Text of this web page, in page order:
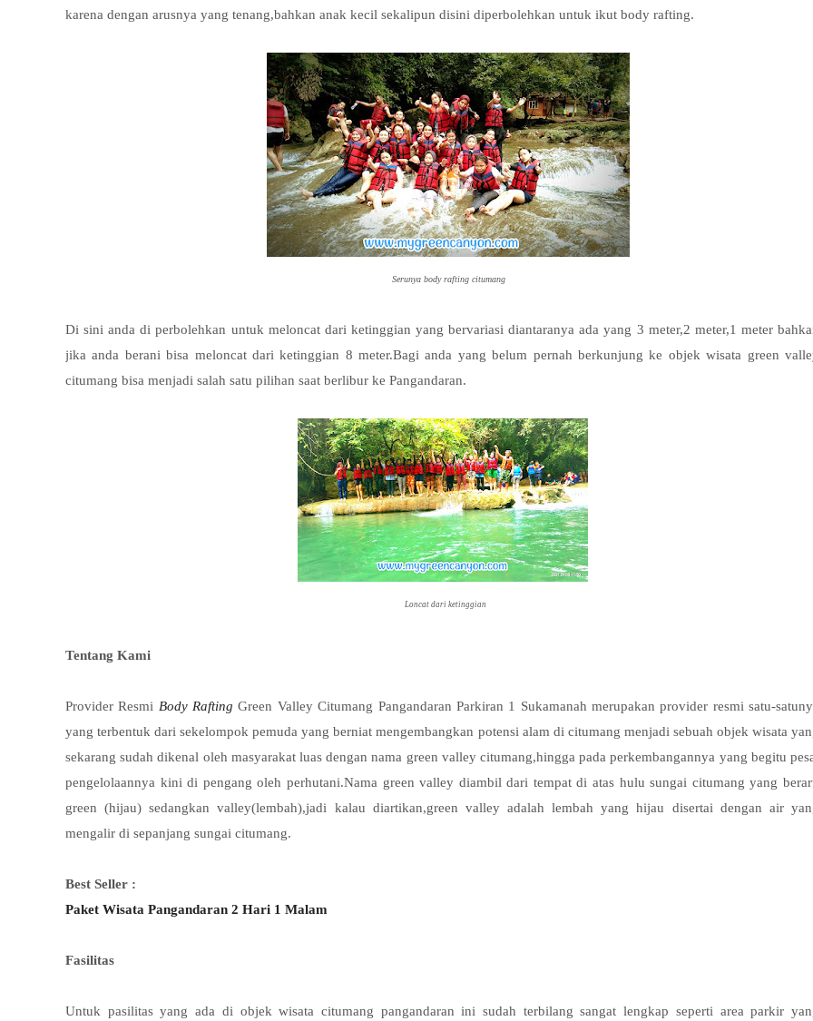
karena dengan arusnya yang tenang,bahkan anak kecil sekalipun disini diperbolehkan untuk ikut body rafting.
Serunya body rafting citumang
Di sini anda di perbolehkan untuk meloncat dari ketinggian yang bervariasi diantaranya ada yang 3 meter,2 meter,1 meter
jika anda berani bisa meloncat dari ketinggian 8 meter.Bagi anda yang belum pernah berkunjung ke objek wisata green
citumang bisa menjadi salah satu pilihan saat berlibur ke Pangandaran.
Loncat dari ketinggian
Tentang Kami
Provider Resmi Body Rafting Green Valley Citumang Pangandaran Parkiran 1 Sukamanah merupakan provider resmi satu-
yang terbentuk dari sekelompok pemuda yang berniat mengembangkan potensi alam di citumang menjadi sebuah objek wisata
sekarang sudah dikenal oleh masyarakat luas dengan nama green valley citumang,hingga pada perkembangannya yang begitu
pengelolaannya kini di pengang oleh perhutani.Nama green valley diambil dari tempat di atas hulu sungai citumang yang
green (hijau) sedangkan valley(lembah),jadi kalau diartikan,green valley adalah lembah yang hijau disertai dengan air
mengalir di sepanjang sungai citumang.
Best Seller :
Paket Wisata Pangandaran 2 Hari 1 Malam
Fasilitas
Untuk pasilitas yang ada di objek wisata citumang pangandaran ini sudah terbilang sangat lengkap seperti area parkir